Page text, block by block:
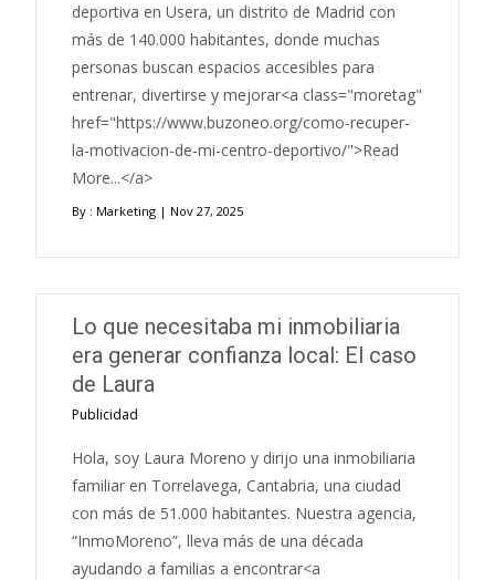
deportiva en Usera, un distrito de Madrid con
más de 140.000 habitantes, donde muchas
personas buscan espacios accesibles para
entrenar, divertirse y mejorar<a class="moretag"
href="https://www.buzoneo.org/como-recuper-
la-motivacion-de-mi-centro-deportivo/">Read
More...</a>
By : Marketing | Nov 27, 2025
Lo que necesitaba mi inmobiliaria
era generar confianza local: El caso
de Laura
Publicidad
Hola, soy Laura Moreno y dirijo una inmobiliaria
familiar en Torrelavega, Cantabria, una ciudad
con más de 51.000 habitantes. Nuestra agencia,
“InmoMoreno”, lleva más de una década
ayudando a familias a encontrar<a